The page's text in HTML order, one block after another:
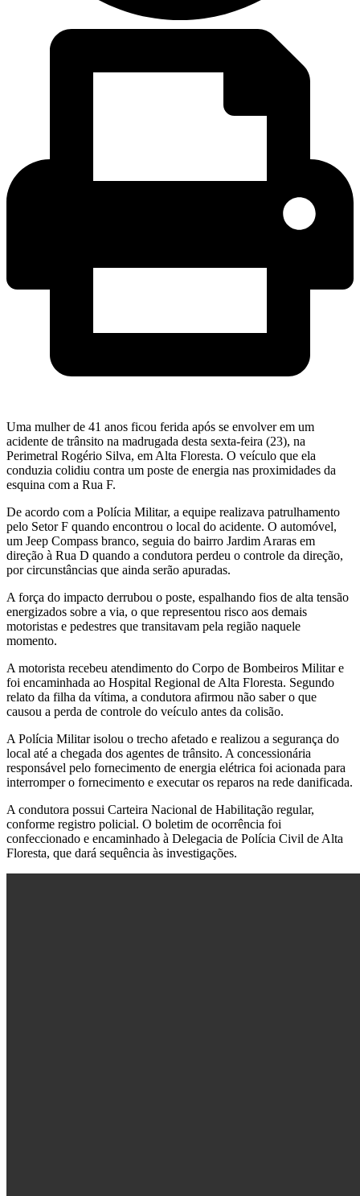
Uma mulher de 41 anos ficou ferida após se envolver em um
acidente de trânsito na madrugada desta sexta-feira (23), na
Perimetral Rogério Silva, em Alta Floresta. O veículo que ela
conduzia colidiu contra um poste de energia nas proximidades da
esquina com a Rua F.
De acordo com a Polícia Militar, a equipe realizava patrulhamento
pelo Setor F quando encontrou o local do acidente. O automóvel,
um Jeep Compass branco, seguia do bairro Jardim Araras em
direção à Rua D quando a condutora perdeu o controle da direção,
por circunstâncias que ainda serão apuradas.
A força do impacto derrubou o poste, espalhando fios de alta tensão
energizados sobre a via, o que representou risco aos demais
motoristas e pedestres que transitavam pela região naquele
momento.
A motorista recebeu atendimento do Corpo de Bombeiros Militar e
foi encaminhada ao Hospital Regional de Alta Floresta. Segundo
relato da filha da vítima, a condutora afirmou não saber o que
causou a perda de controle do veículo antes da colisão.
A Polícia Militar isolou o trecho afetado e realizou a segurança do
local até a chegada dos agentes de trânsito. A concessionária
responsável pelo fornecimento de energia elétrica foi acionada para
interromper o fornecimento e executar os reparos na rede danificada.
A condutora possui Carteira Nacional de Habilitação regular,
conforme registro policial. O boletim de ocorrência foi
confeccionado e encaminhado à Delegacia de Polícia Civil de Alta
Floresta, que dará sequência às investigações.